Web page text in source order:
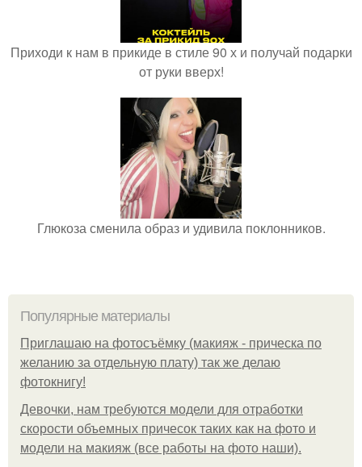
Приходи к нам в прикиде в стиле 90 х и получай подарки
от руки вверх!
Глюкоза сменила образ и удивила поклонников.
Популярные материалы
Приглашаю на фотосъёмку (макияж - прическа по
желанию за отдельную плату) так же делаю
фотокнигу!
Девочки, нам требуются модели для отработки
скорости объемных причесок таких как на фото и
модели на макияж (все работы на фото наши).